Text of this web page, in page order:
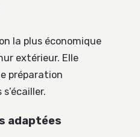
la plus économique
extérieur. Elle
préparation
adaptées